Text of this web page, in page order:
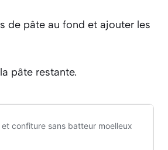
de pâte au fond et ajouter les
pâte restante.